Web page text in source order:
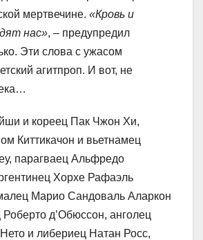
мертвечине. «Кровь и
нас», – предупредил
Эти слова с ужасом
агитпроп. И вот, не
и кореец Пак Чжон Хи,
Киттикачон и вьетнамец
парагваец Альфредо
Хорхе Рафаэль
Марио Сандоваль Аларкон
д’Обюссон, анголец
и либериец Натан Росс,